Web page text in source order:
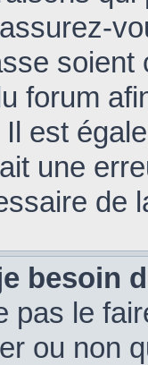
soient
forum
est
une
de
besoin
pas le
ou non